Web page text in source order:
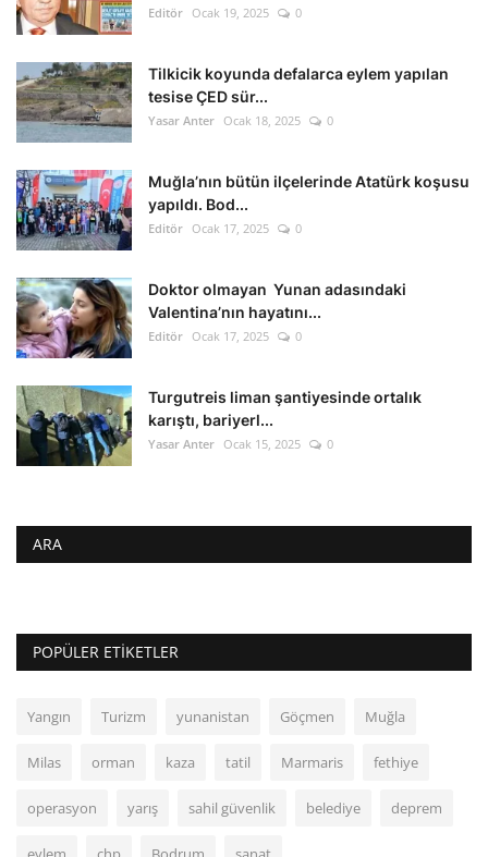
Editör Ocak 19, 2025 0
Tilkicik koyunda defalarca eylem yapılan
tesise ÇED sür...
Yasar Anter Ocak 18, 2025 0
Muğla’nın bütün ilçelerinde Atatürk koşusu
yapıldı. Bod...
Editör Ocak 17, 2025 0
Doktor olmayan Yunan adasındaki
Valentina’nın hayatını...
Editör Ocak 17, 2025 0
Turgutreis liman şantiyesinde ortalık
karıştı, bariyerl...
Yasar Anter Ocak 15, 2025 0
ARA
POPÜLER ETIKETLER
Yangın Turizm yunanistan Göçmen Muğla
Milas orman kaza tatil Marmaris fethiye
operasyon yarış sahil güvenlik belediye deprem